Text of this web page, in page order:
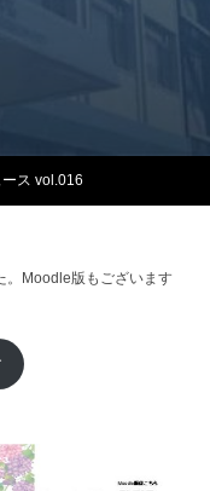
ス vol.016
Moodle版もございます